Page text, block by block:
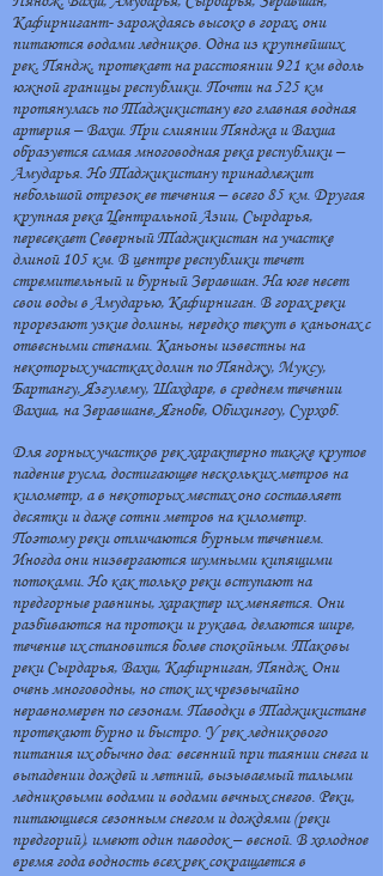
Кафирнигант- зарождаясь высоко в горах, они
питаются водами ледников. Одна из крупнейших
рек, Пяндж, протекает на расстоянии 921 км вдоль
южной границы республики. Почти на 525 км
протянулась по Таджикистану его главная водная
артерия – Вахш. При слиянии Пянджа и Вахша
образуется самая многоводная река республики –
Амударья. Но Таджикистану принадлежит
небольшой отрезок ее течения – всего 85 км. Другая
крупная река Центральной Азии, Сырдарья,
пересекает Северный Таджикистан на участке
длиной 105 км. В центре республики течет
стремительный и бурный Зеравшан. На юге несет
свои воды в Амударью, Кафирниган. В горах реки
прорезают узкие долины, нередко текут в каньонах с
отвесными стенами. Каньоны известны на
некоторых участках долин по Пянджу, Муксу,
Бартангу, Язгулему, Шахдаре, в среднем течении
Вахша, на Зеравшане, Ягнобе, Обихингоу, Сурхоб.
Для горных участков рек характерно также крутое
падение русла, достигающее нескольких метров на
километр, а в некоторых местах оно составляет
десятки и даже сотни метров на километр.
Поэтому реки отличаются бурным течением.
Иногда они низвергаются шумными кипящими
потоками. Но как только реки вступают на
предгорные равнины, характер их меняется. Они
разбиваются на протоки и рукава, делаются шире,
течение их становится более спокойным. Таковы
реки Сырдарья, Вахш, Кафирниган, Пяндж. Они
очень многоводны, но сток их чрезвычайно
неравномерен по сезонам. Паводки в Таджикистане
протекают бурно и быстро. У рек ледникового
питания их обычно два: весенний при таянии снега и
выпадении дождей и летний, вызываемый талыми
ледниковыми водами и водами вечных снегов. Реки,
питающиеся сезонным снегом и дождями (реки
предгорий), имеют один паводок – весной. В холодное
время года водность всех рек сокращается в